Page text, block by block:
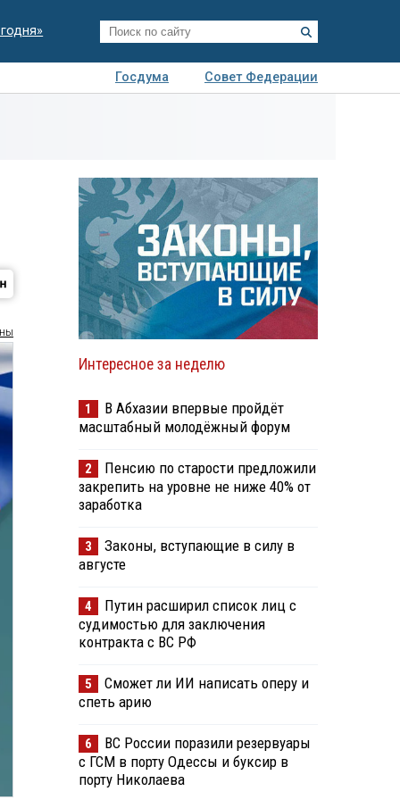
Госдума
Совет Федерации
Интересное за неделю
1
В Абхазии впервые пройдёт
масштабный молодёжный форум
2
Пенсию по старости предложили
закрепить на уровне не ниже 40% от
заработка
3
Законы, вступающие в силу в
августе
4
Путин расширил список лиц с
судимостью для заключения
контракта с ВС РФ
5
Сможет ли ИИ написать оперу и
спеть арию
6
ВС России поразили резервуары
с ГСМ в порту Одессы и буксир в
порту Николаева